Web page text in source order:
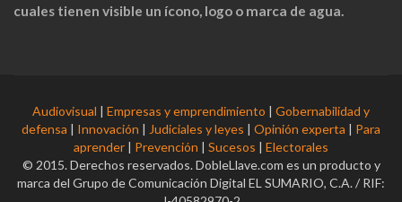
cuales tienen visible un ícono, logo o marca de agua.
Audiovisual | Empresas y emprendimiento | Gobernabilidad y
defensa | Innovación | Judiciales y leyes | Opinión experta | Para
aprender | Prevención | Sucesos | Electorales
© 2015. Derechos reservados. DobleLlave.com es un producto y
marca del Grupo de Comunicación Digital EL SUMARIO, C.A. / RIF: